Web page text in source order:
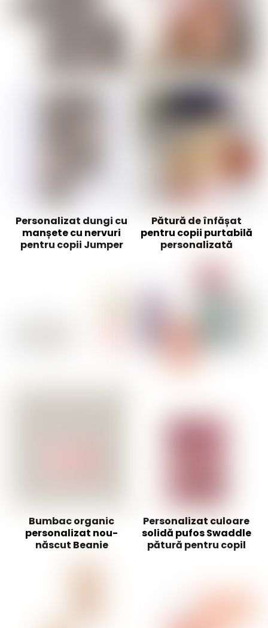
Personalizat dungi cu
manșete cu nervuri
pentru copii Jumper
Pătură de înfășat
pentru copii purtabilă
personalizată
Bumbac organic
personalizat nou-
născut Beanie
Personalizat culoare
solidă pufos Swaddle
pătură pentru copil